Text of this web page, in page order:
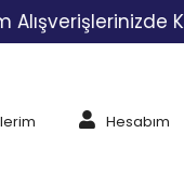
Kargo
Hesabım